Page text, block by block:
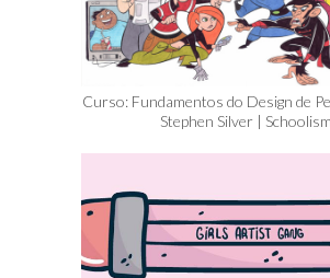
Curso: Fundamentos do Design de
Stephen Silver | Schoolism